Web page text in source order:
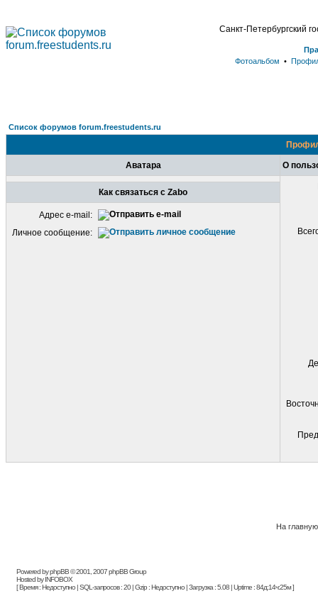
Санкт-Петербургский
Фотоальбом •
Список форумов forum.freestudents.ru
Аватара О
Как связаться с Zabo
Адрес e-mail:
Личное сообщение:
На главную
Powered by phpBB © 2001, 2007 phpBB Group
Hosted by INFOBOX
[ Время : Недоступно | SQL-запросов : 20 | Gzip : Недоступно | Загрузка : 5.08 | Uptime : 84д:14ч:25м ]